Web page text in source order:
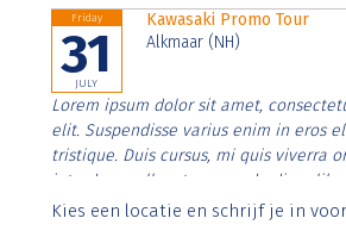
Friday
31
JULY
Kawasaki Promo Tour
Alkmaar (NH)
Lorem ipsum dolor sit amet,
elit. Suspendisse varius enim in eros
tristique. Duis cursus, mi quis viverra
interdum nulla, ut commodo diam
Aenean faucibus nibh et justo cursus
Kies een locatie en schrijf je in